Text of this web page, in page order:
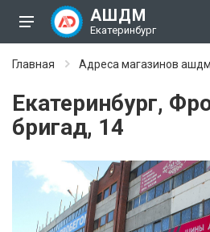
АШДМ
Екатеринбург
Главная Адреса магазинов ашдм
Екатеринбург,
бригад, 14